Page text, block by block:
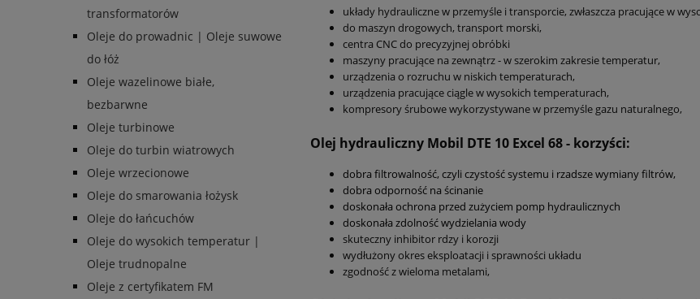
transformatorów
Oleje do prowadnic | Oleje suwowe
do łóż
Oleje wazelinowe białe,
bezbarwne
Oleje turbinowe
Oleje do turbin wiatrowych
Oleje wrzecionowe
Oleje do smarowania łożysk
Oleje do łańcuchów
Oleje do wysokich temperatur |
Oleje trudnopalne
Oleje z certyfikatem FM
układy hydrauliczne w przemyśle i transporcie, zwłaszcza pracujące w
do maszyn drogowych, transport morski,
centra CNC do precyzyjnej obróbki
maszyny pracujące na zewnątrz - w szerokim zakresie temperatur,
urządzenia o rozruchu w niskich temperaturach,
urządzenia pracujące ciągle w wysokich temperaturach,
kompresory śrubowe wykorzystywane w przemyśle gazu naturalnego,
Olej hydrauliczny Mobil DTE 10 Excel 68 - korzyści:
dobra filtrowalność, czyli czystość systemu i rzadsze wymiany filtrów,
dobra odporność na ścinanie
doskonała ochrona przed zużyciem pomp hydraulicznych
doskonała zdolność wydzielania wody
skuteczny inhibitor rdzy i korozji
wydłużony okres eksploatacji i sprawności układu
zgodność z wieloma metalami,